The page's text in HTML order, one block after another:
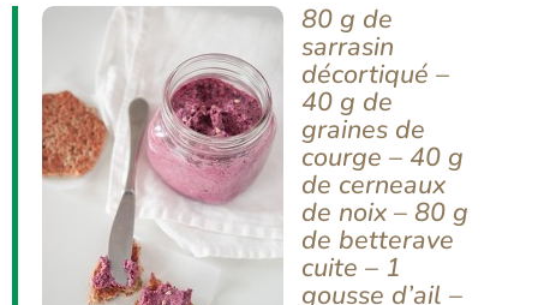
80 g de
sarrasin
décortiqué –
40 g de
graines de
courge – 40 g
de cerneaux
de noix – 80 g
de betterave
cuite – 1
gousse d’ail –